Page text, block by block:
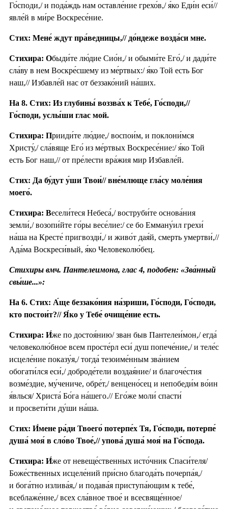
Го́споди,/ и пода́ждь нам оставле́ние грехо́в,/ я́ко Еди́н еси́//
явле́й в ми́ре Воскресе́ние.
Стих: Мене́ ждут пра́ведницы,// до́ндеже возда́си мне.
Стихира: Обыди́те лю́дие Сио́н,/ и обыми́те Его́,/ и дади́те
сла́ву в нем Воскре́сшему из ме́ртвых:/ я́ко Той есть Бог
наш,// Избавле́й нас от беззако́ний на́ших.
На 8. Стих: Из глубины́ воззва́х к Тебе́, Го́споди,//
Го́споди, услы́ши глас мой.
Стихира: Прииди́те лю́дие,/ воспои́м, и поклони́мся
Христу́,/ сла́вяще Его́ из ме́ртвых Воскресе́ние:/ я́ко Той
есть Бог наш,// от пре́лести вра́жия мир Избавле́й.
Стих: Да бу́дут у́ши Твои́// вне́млюще гла́су моле́ния
моего́.
Стихира: Весели́теся Небеса́,/ воструби́те основа́ния
земли́,/ возопи́йте го́ры весе́лие:/ се бо Емману́ил грехи́
на́ша на Кресте́ пригвозди́,/ и живо́т дая́й, смерть умертви́,//
Ада́ма Воскреси́вый, я́ко Человеколю́бец.
Стихиры вмч. Пантелеимона, глас 4, подобен: «Зва́нный
свы́ше...»:
На 6. Стих: А́ще беззако́ния на́зриши, Го́споди, Го́споди,
кто постои́т?// Я́ко у Тебе́ очище́ние есть.
Стихира: И́же по достоя́нию/ зван быв Пантелеи́мон,/ егда́
человеколю́бное всем просте́рл еси́ душ попече́ние,/ и теле́с
исцеле́ние показу́я,/ тогда́ тезоиме́нным зва́нием
обогати́лся еси́,/ доброде́тели воздая́ние/ и благоче́стия
возме́здие, му́чениче, обре́т,/ венцено́сец и непобеди́м во́ин
я́влься/ Христа́ Бо́га на́шего.// Его́же моли́ спасти́
и просвети́ти ду́ши на́ша.
Стих: И́мене ра́ди Твоего́ потерпе́х Тя, Го́споди, потерпе́
душа́ моя́ в сло́во Твое́,// упова́ душа́ моя́ на Го́спода.
Стихира: И́же от невеще́ственных исто́чник Спаси́теля/
Боже́ственных исцеле́ний при́сно благода́ть почерпа́я,/
и бога́тно излива́я,/ и подава́я приступа́ющим к тебе́,
всеблаже́нне,/ всех сла́вное твое́ и всесвяще́нное/